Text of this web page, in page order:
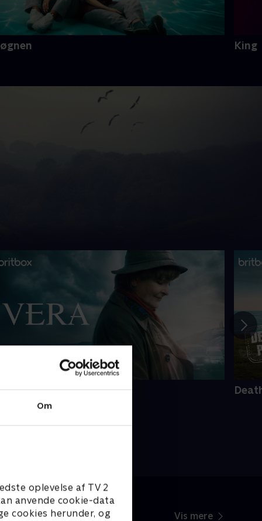
Om
oplevelse af TV 2
anvende cookie-data
cookies herunder, og
King
Vis mere